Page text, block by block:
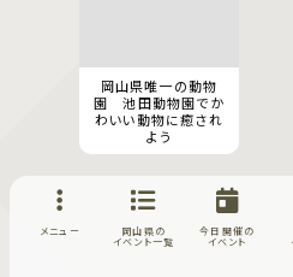
岡山県唯一の動物
園 池田動物園でか
わいい動物に癒され
よう
メニュー
岡山県の
イベント一覧
今日開催の
イベント